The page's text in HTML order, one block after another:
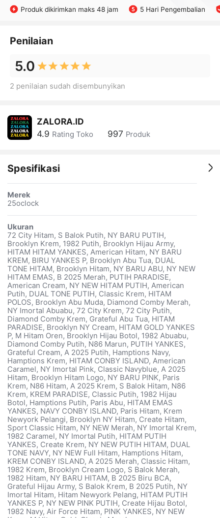
Produk dikirimkan maks 48 jam 5 Hari Pengembalian
Penilaian
5.0
2 penilaian sudah disembunyikan
ZALORA.ID
4.9 Rating Toko 997 Produk
Spesifikasi
Merek
25oclock
Ukuran
72 City Hitam, S Balok Putih, NY BARU PUTIH,
Brooklyn Krem, 1982 Putih, Brooklyn Hijau Army,
HITAM HITAM YANKES, American Hitam, NY BARU
KREM, BIRU YANKES P, Brooklyn Abu Tua, DUAL
TONE HITAM, Brooklyn Hitam, NY BARU ABU, NY NEW
HITAM EMAS, B 2025 Merah, PUTIH PARADISE,
American Cream, NY NEW HITAM PUTIH, American
Putih, DUAL TONE PUTIH, Classic Krem, HITAM
POLOS, Brooklyn Abu Muda, Diamond Comby Merah,
NY Imortal Abuabu, 72 City Krem, 72 City Putih,
Diamond Comby Krem, Grateful Abu Tua, HITAM
PARADISE, Brooklyn NY Cream, HITAM GOLD YANKES
P, M Hitam Oren, Brooklyn Hijau Botol, 1982 Abuabu,
Diamond Comby Putih, N86 Marun, PUTIH YANKES,
Grateful Cream, A 2025 Putih, Hamptions Navy,
Hamptions Krem, HITAM CONBY ISLAND, American
Caramel, NY Imortal Pink, Classic Navyblue, A 2025
Hitam, Brooklyn Hitam Logo, NY BARU PINK, Paris
Krem, N86 Hitam, A 2025 Krem, S Balok Hitam, N86
Krem, KREM PARADISE, Classic Putih, 1982 Hijau
Botol, Hamptions Putih, Paris Abu, HITAM EMAS
YANKES, NAVY CONBY ISLAND, Paris Hitam, Krem
Newyork Pelangi, Brooklyn NY Hitam, Create Hitam,
Sport Classic Hitam, NY NEW Merah, NY Imortal Krem,
1982 Caramel, NY Imortal Putih, HITAM PUTIH
YANKES, Create Krem, NY NEW PUTIH HITAM, DUAL
TONE NAVY, NY NEW Full Hitam, Hamptions Hitam,
KREM CONBY ISLAND, A 2025 Merah, Classic Hitam,
1982 Krem, Brooklyn Cream Logo, S Balok Merah,
1982 Hitam, NY BARU HITAM, B 2025 Biru BCA,
Grateful Hijau Army, S Balok Krem, B 2025 Putih, NY
Imortal Hitam, Hitam Newyork Pelang, HITAM PUTIH
YANKES P, NY NEW PINK PUTIH, Create Hijau Botol,
1982 Navy, Air Force Hitam, PINK YANKES, NY NEW